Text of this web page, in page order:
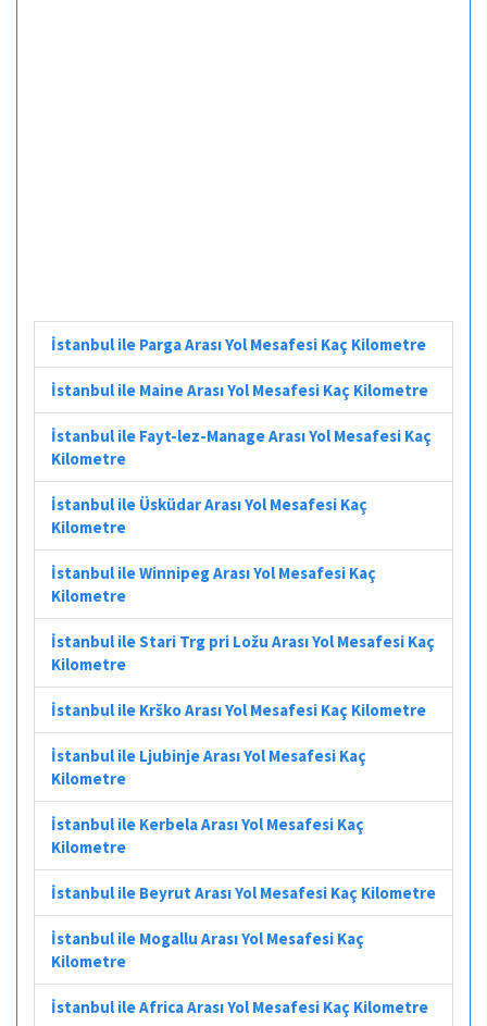
İstanbul ile Parga Arası Yol Mesafesi Kaç Kilometre
İstanbul ile Maine Arası Yol Mesafesi Kaç Kilometre
İstanbul ile Fayt-lez-Manage Arası Yol Mesafesi Kaç
Kilometre
İstanbul ile Üsküdar Arası Yol Mesafesi Kaç
Kilometre
İstanbul ile Winnipeg Arası Yol Mesafesi Kaç
Kilometre
İstanbul ile Stari Trg pri Ložu Arası Yol Mesafesi Kaç
Kilometre
İstanbul ile Krško Arası Yol Mesafesi Kaç Kilometre
İstanbul ile Ljubinje Arası Yol Mesafesi Kaç
Kilometre
İstanbul ile Kerbela Arası Yol Mesafesi Kaç
Kilometre
İstanbul ile Beyrut Arası Yol Mesafesi Kaç Kilometre
İstanbul ile Mogallu Arası Yol Mesafesi Kaç
Kilometre
İstanbul ile Africa Arası Yol Mesafesi Kaç Kilometre